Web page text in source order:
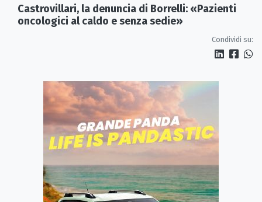
Castrovillari, la denuncia di Borrelli: «Pazienti
oncologici al caldo e senza sedie»
Condividi su: